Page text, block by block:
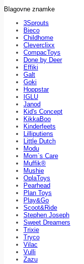
Blagovne znamke
3Sprouts
Bieco
Childhome
Cleverclixx
CompacToys
Done by Deer
Effiki
Galt
Goki
Hoppstar
IGLU
Janod
Kid's Concept
KikkaBoo
Kinderfeets
Lilliputiens
Little Dutch
Modu
Mom`s Care
Muffik®
Mushie
OplaToys
Pearhead
Plan Toys
Play&Go
Scoot&Ride
Stephen Joseph
Sweet Dreamers
Trixie
Tryco
Vilac
Vulli
Zazu